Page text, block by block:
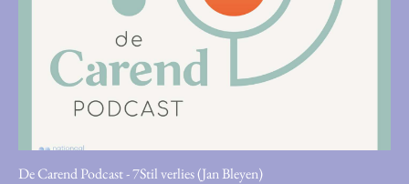
De Carend Podcast - 7Stil verlies (Jan Bleyen)